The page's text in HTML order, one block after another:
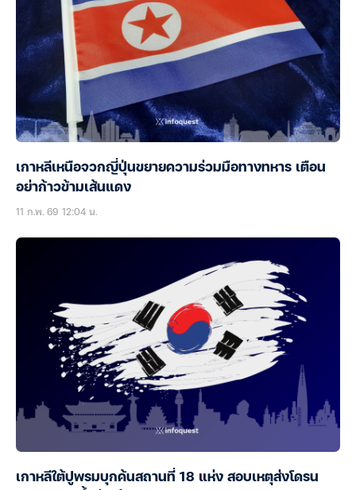
เกาหลีเหนือจวกญี่ปุ่นขยายความร่วมมือทางทหาร เตือน
อย่าก้าวข้ามเส้นแดง
11 ก.พ. 69 12:04 น.
เกาหลีใต้ปูพรมบุกค้นสถานที่ 18 แห่ง สอบเหตุส่งโดรน